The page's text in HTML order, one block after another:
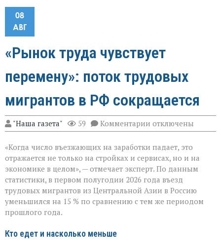
08
АВГ
«Рынок труда чувствует
перемену»: поток трудовых
мигрантов в РФ сокращается
"Наша газета" 59 Комментарии к
записи
труда
чувствует
перемену»:
поток
трудовых
мигрантов
в
РФ
отключены
«Когда число въезжающих на заработки падает, это
отражается не только на стройках и сервисах, но и на
экономике в целом», — отмечает эксперт. По данным
статистики, в первом полугодии 2026 года въезд
трудовых мигрантов из Центральной Азии в Россию
уменьшился на 15 % по сравнению с тем же периодом
прошлого года.
Кто едет и насколько меньше